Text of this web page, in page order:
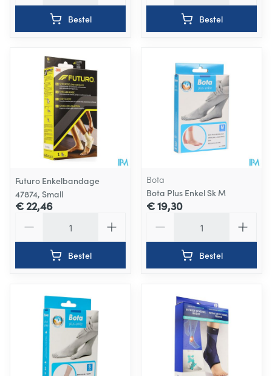
Bestel Bestel
Futuro Enkelbandage
47874, Small
€ 22,46
Bestel
Bota
Bota Plus Enkel Sk M
€ 19,30
Bestel